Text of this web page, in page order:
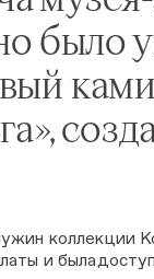
было
коллекции
и